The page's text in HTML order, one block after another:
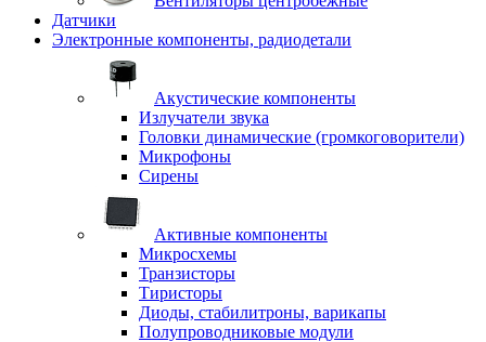
Датчики
Электронные компоненты, радиодетали
Акустические компоненты
Излучатели звука
Головки динамические (громкоговорители)
Микрофоны
Сирены
Активные компоненты
Микросхемы
Транзисторы
Тиристоры
Диоды, стабилитроны, варикапы
Полупроводниковые модули